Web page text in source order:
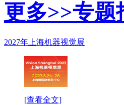
更多>>专题
2027年上海机器视觉展
[查看全文]